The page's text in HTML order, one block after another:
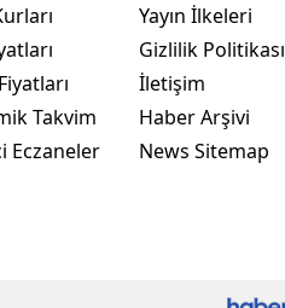
Takvim
Eczaneler
Yayın İlkeleri
Gizlilik Politikası
İletişim
Haber Arşivi
News Sitemap